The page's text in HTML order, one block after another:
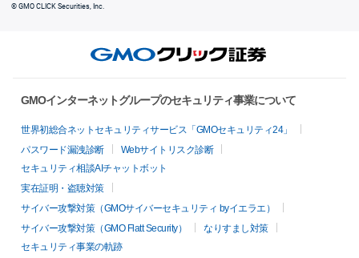
© GMO CLICK Securities, Inc.
GMOインターネットグループのセキュリティ事業について
世界初総合ネットセキュリティサービス「GMOセキュリティ24」
パスワード漏洩診断
Webサイトリスク診断
セキュリティ相談AIチャットボット
実在証明・盗聴対策
サイバー攻撃対策（GMOサイバーセキュリティ byイエラエ）
サイバー攻撃対策（GMO Flatt Security）
なりすまし対策
セキュリティ事業の軌跡